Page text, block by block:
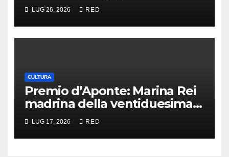
LUG 26, 2026 RED
CULTURA
Premio d’Aponte: Marina Rei
madrina della ventiduesima
edizione
LUG 17, 2026 RED